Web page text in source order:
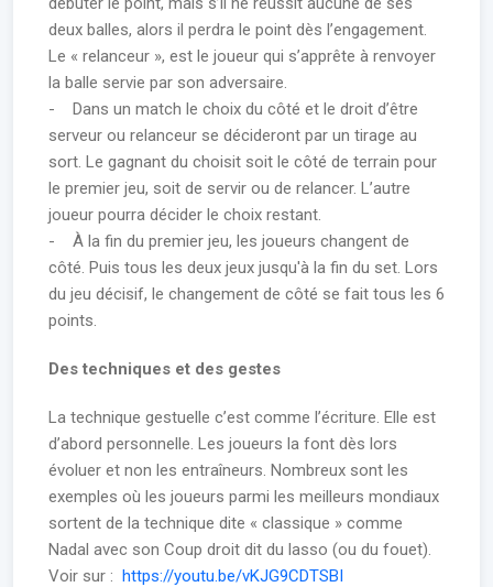
deux balles, alors il perdra le point dès l’engagement.
Le « relanceur », est le joueur qui s’apprête à renvoyer
la balle servie par son adversaire.
- Dans un match le choix du côté et le droit d’être
serveur ou relanceur se décideront par un tirage au
sort. Le gagnant du choisit soit le côté de terrain pour
le premier jeu, soit de servir ou de relancer. L’autre
joueur pourra décider le choix restant.
- À la fin du premier jeu, les joueurs changent de
côté. Puis tous les deux jeux jusqu'à la fin du set. Lors
du jeu décisif, le changement de côté se fait tous les 6
points.
Des techniques et des gestes
La technique gestuelle c’est comme l’écriture. Elle est
d’abord personnelle. Les joueurs la font dès lors
évoluer et non les entraîneurs. Nombreux sont les
exemples où les joueurs parmi les meilleurs mondiaux
sortent de la technique dite « classique » comme
Nadal avec son Coup droit dit du lasso (ou du fouet).
Voir sur : https://youtu.be/vKJG9CDTSBI